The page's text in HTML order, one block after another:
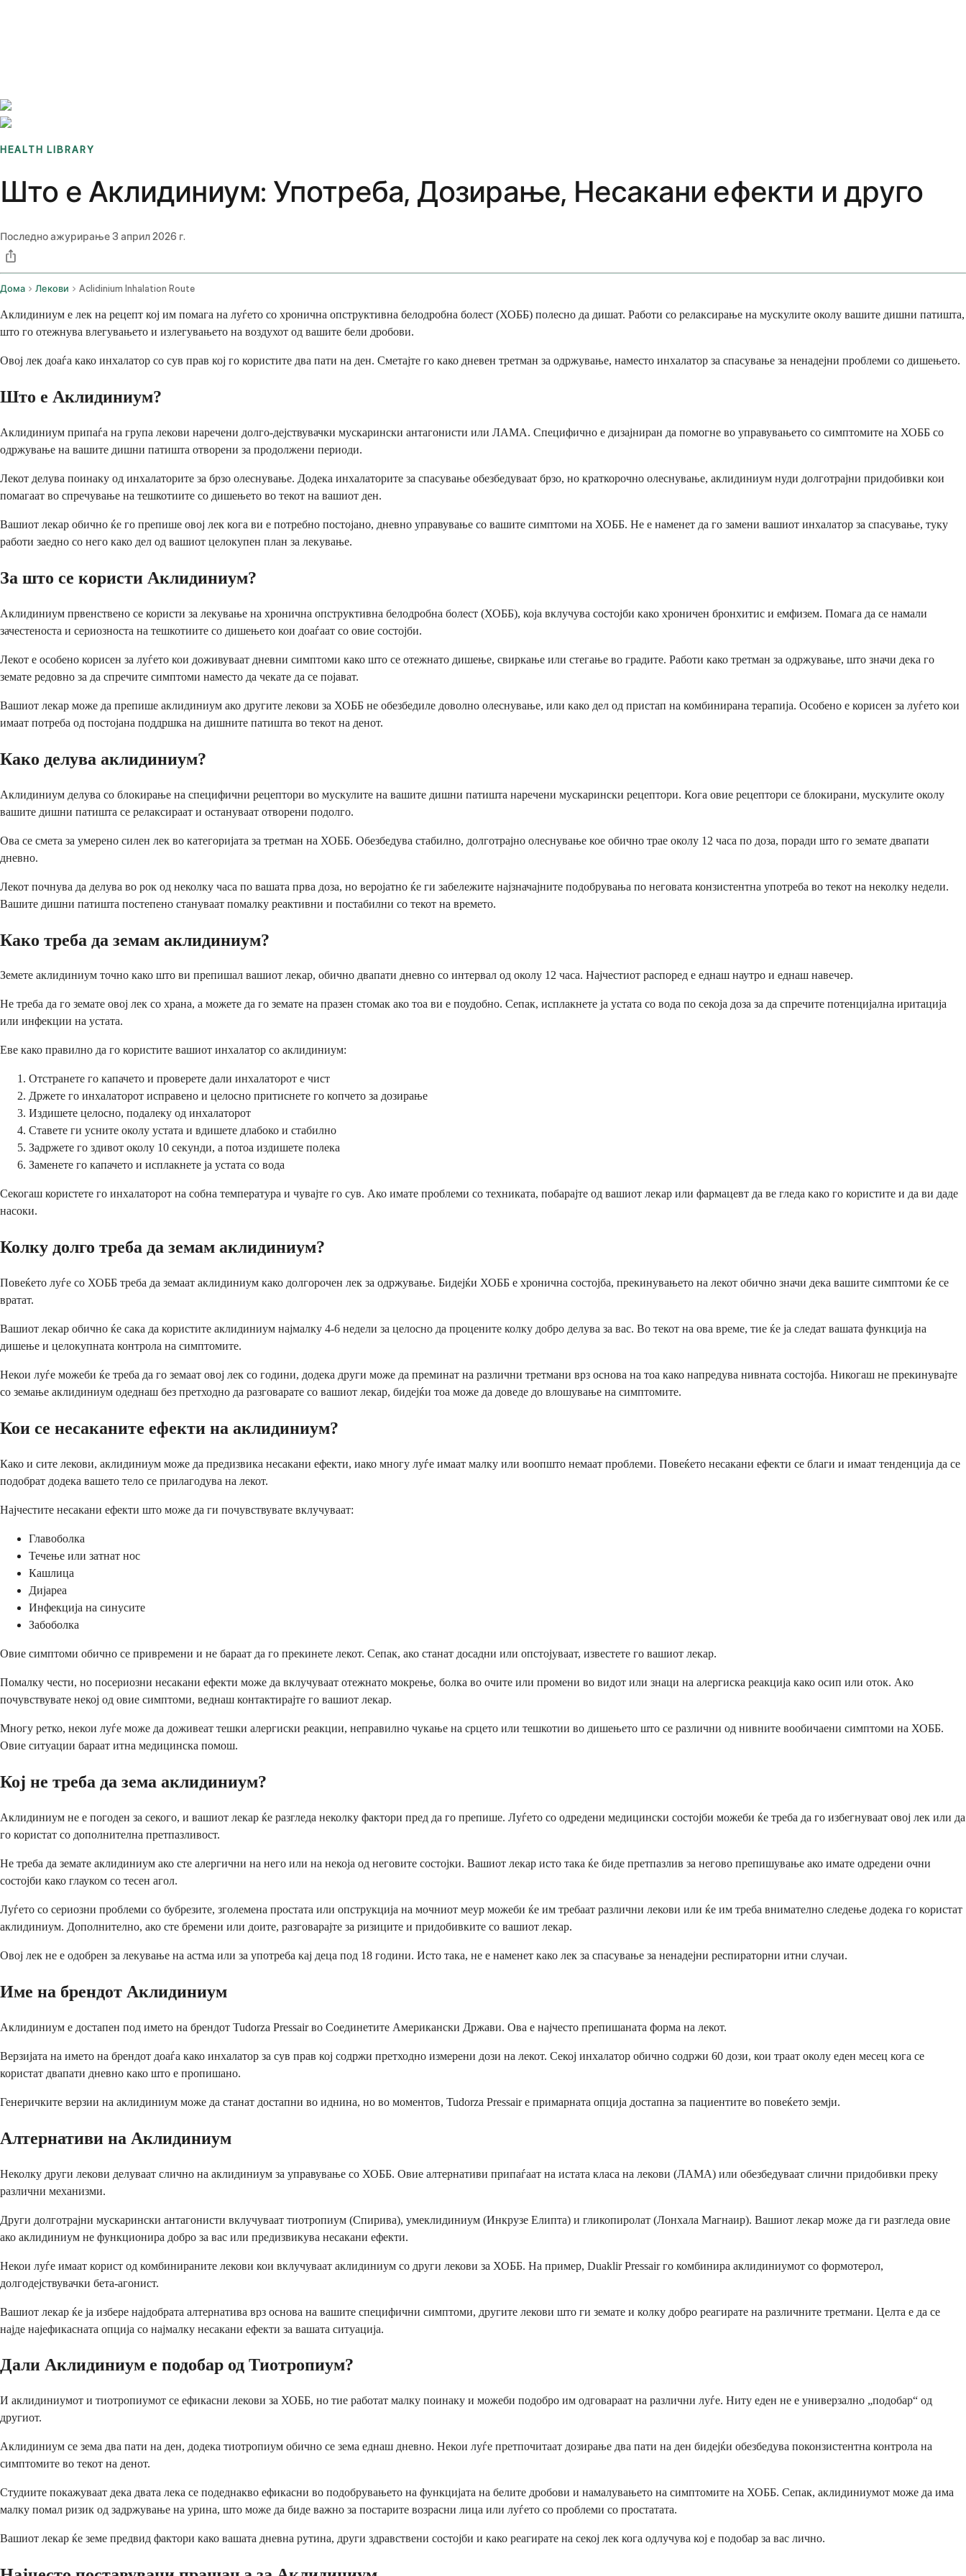
HEALTH LIBRARY
Што е Аклидиниум: Употреба, Дозирање, Несакани ефекти и друго
Последно ажурирање3 април 2026 г.
Дома Лекови Aclidinium Inhalation Route
Аклидиниум е лек на рецепт кој им помага на луѓето со хронична опструктивна белодробна болест (ХОББ) полесно да дишат. Работи со релаксирање на мускулите околу вашите дишни патишта,
што го отежнува влегувањето и излегувањето на воздухот од вашите бели дробови.
Овој лек доаѓа како инхалатор со сув прав кој го користите два пати на ден. Сметајте го како дневен третман за одржување, наместо инхалатор за спасување за ненадејни проблеми со дишењето.
Што е Аклидиниум?
Аклидиниум припаѓа на група лекови наречени долго-дејствувачки мускарински антагонисти или ЛАМА. Специфично е дизајниран да помогне во управувањето со симптомите на ХОББ со
одржување на вашите дишни патишта отворени за продолжени периоди.
Лекот делува поинаку од инхалаторите за брзо олеснување. Додека инхалаторите за спасување обезбедуваат брзо, но краткорочно олеснување, аклидиниум нуди долготрајни придобивки кои
помагаат во спречување на тешкотиите со дишењето во текот на вашиот ден.
Вашиот лекар обично ќе го препише овој лек кога ви е потребно постојано, дневно управување со вашите симптоми на ХОББ. Не е наменет да го замени вашиот инхалатор за спасување, туку
работи заедно со него како дел од вашиот целокупен план за лекување.
За што се користи Аклидиниум?
Аклидиниум првенствено се користи за лекување на хронична опструктивна белодробна болест (ХОББ), која вклучува состојби како хроничен бронхитис и емфизем. Помага да се намали
зачестеноста и сериозноста на тешкотиите со дишењето кои доаѓаат со овие состојби.
Лекот е особено корисен за луѓето кои доживуваат дневни симптоми како што се отежнато дишење, свиркање или стегање во градите. Работи како третман за одржување, што значи дека го
земате редовно за да спречите симптоми наместо да чекате да се појават.
Вашиот лекар може да препише аклидиниум ако другите лекови за ХОББ не обезбедиле доволно олеснување, или како дел од пристап на комбинирана терапија. Особено е корисен за луѓето кои
имаат потреба од постојана поддршка на дишните патишта во текот на денот.
Како делува аклидиниум?
Аклидиниум делува со блокирање на специфични рецептори во мускулите на вашите дишни патишта наречени мускарински рецептори. Кога овие рецептори се блокирани, мускулите околу
вашите дишни патишта се релаксираат и остануваат отворени подолго.
Ова се смета за умерено силен лек во категоријата за третман на ХОББ. Обезбедува стабилно, долготрајно олеснување кое обично трае околу 12 часа по доза, поради што го земате двапати
дневно.
Лекот почнува да делува во рок од неколку часа по вашата прва доза, но веројатно ќе ги забележите најзначајните подобрувања по неговата конзистентна употреба во текот на неколку недели.
Вашите дишни патишта постепено стануваат помалку реактивни и постабилни со текот на времето.
Како треба да земам аклидиниум?
Земете аклидиниум точно како што ви препишал вашиот лекар, обично двапати дневно со интервал од околу 12 часа. Најчестиот распоред е еднаш наутро и еднаш навечер.
Не треба да го земате овој лек со храна, а можете да го земате на празен стомак ако тоа ви е поудобно. Сепак, исплакнете ја устата со вода по секоја доза за да спречите потенцијална иритација
или инфекции на устата.
Еве како правилно да го користите вашиот инхалатор со аклидиниум:
Отстранете го капачето и проверете дали инхалаторот е чист
Држете го инхалаторот исправено и целосно притиснете го копчето за дозирање
Издишете целосно, подалеку од инхалаторот
Ставете ги усните околу устата и вдишете длабоко и стабилно
Задржете го здивот околу 10 секунди, а потоа издишете полека
Заменете го капачето и исплакнете ја устата со вода
Секогаш користете го инхалаторот на собна температура и чувајте го сув. Ако имате проблеми со техниката, побарајте од вашиот лекар или фармацевт да ве гледа како го користите и да ви даде
насоки.
Колку долго треба да земам аклидиниум?
Повеќето луѓе со ХОББ треба да земаат аклидиниум како долгорочен лек за одржување. Бидејќи ХОББ е хронична состојба, прекинувањето на лекот обично значи дека вашите симптоми ќе се
вратат.
Вашиот лекар обично ќе сака да користите аклидиниум најмалку 4-6 недели за целосно да процените колку добро делува за вас. Во текот на ова време, тие ќе ја следат вашата функција на
дишење и целокупната контрола на симптомите.
Некои луѓе можеби ќе треба да го земаат овој лек со години, додека други може да преминат на различни третмани врз основа на тоа како напредува нивната состојба. Никогаш не прекинувајте
со земање аклидиниум одеднаш без претходно да разговарате со вашиот лекар, бидејќи тоа може да доведе до влошување на симптомите.
Кои се несаканите ефекти на аклидиниум?
Како и сите лекови, аклидиниум може да предизвика несакани ефекти, иако многу луѓе имаат малку или воопшто немаат проблеми. Повеќето несакани ефекти се благи и имаат тенденција да се
подобрат додека вашето тело се прилагодува на лекот.
Најчестите несакани ефекти што може да ги почувствувате вклучуваат:
Главоболка
Течење или затнат нос
Кашлица
Дијареа
Инфекција на синусите
Забоболка
Овие симптоми обично се привремени и не бараат да го прекинете лекот. Сепак, ако станат досадни или опстојуваат, известете го вашиот лекар.
Помалку чести, но посериозни несакани ефекти може да вклучуваат отежнато мокрење, болка во очите или промени во видот или знаци на алергиска реакција како осип или оток. Ако
почувствувате некој од овие симптоми, веднаш контактирајте го вашиот лекар.
Многу ретко, некои луѓе може да доживеат тешки алергиски реакции, неправилно чукање на срцето или тешкотии во дишењето што се различни од нивните вообичаени симптоми на ХОББ.
Овие ситуации бараат итна медицинска помош.
Кој не треба да зема аклидиниум?
Аклидиниум не е погоден за секого, и вашиот лекар ќе разгледа неколку фактори пред да го препише. Луѓето со одредени медицински состојби можеби ќе треба да го избегнуваат овој лек или да
го користат со дополнителна претпазливост.
Не треба да земате аклидиниум ако сте алергични на него или на некоја од неговите состојки. Вашиот лекар исто така ќе биде претпазлив за негово препишување ако имате одредени очни
состојби како глауком со тесен агол.
Луѓето со сериозни проблеми со бубрезите, зголемена простата или опструкција на мочниот меур можеби ќе им требаат различни лекови или ќе им треба внимателно следење додека го користат
аклидиниум. Дополнително, ако сте бремени или доите, разговарајте за ризиците и придобивките со вашиот лекар.
Овој лек не е одобрен за лекување на астма или за употреба кај деца под 18 години. Исто така, не е наменет како лек за спасување за ненадејни респираторни итни случаи.
Име на брендот Аклидиниум
Аклидиниум е достапен под името на брендот Tudorza Pressair во Соединетите Американски Држави. Ова е најчесто препишаната форма на лекот.
Верзијата на името на брендот доаѓа како инхалатор за сув прав кој содржи претходно измерени дози на лекот. Секој инхалатор обично содржи 60 дози, кои траат околу еден месец кога се
користат двапати дневно како што е пропишано.
Генеричките верзии на аклидиниум може да станат достапни во иднина, но во моментов, Tudorza Pressair е примарната опција достапна за пациентите во повеќето земји.
Алтернативи на Аклидиниум
Неколку други лекови делуваат слично на аклидиниум за управување со ХОББ. Овие алтернативи припаѓаат на истата класа на лекови (ЛАМА) или обезбедуваат слични придобивки преку
различни механизми.
Други долготрајни мускарински антагонисти вклучуваат тиотропиум (Спирива), умеклидиниум (Инкрузе Елипта) и гликопиролат (Лонхала Магнаир). Вашиот лекар може да ги разгледа овие
ако аклидиниум не функционира добро за вас или предизвикува несакани ефекти.
Некои луѓе имаат корист од комбинираните лекови кои вклучуваат аклидиниум со други лекови за ХОББ. На пример, Duaklir Pressair го комбинира аклидиниумот со формотерол,
долгодејствувачки бета-агонист.
Вашиот лекар ќе ја избере најдобрата алтернатива врз основа на вашите специфични симптоми, другите лекови што ги земате и колку добро реагирате на различните третмани. Целта е да се
најде најефикасната опција со најмалку несакани ефекти за вашата ситуација.
Дали Аклидиниум е подобар од Тиотропиум?
И аклидиниумот и тиотропиумот се ефикасни лекови за ХОББ, но тие работат малку поинаку и можеби подобро им одговараат на различни луѓе. Ниту еден не е универзално „подобар“ од
другиот.
Аклидиниум се зема два пати на ден, додека тиотропиум обично се зема еднаш дневно. Некои луѓе претпочитаат дозирање два пати на ден бидејќи обезбедува поконзистентна контрола на
симптомите во текот на денот.
Студиите покажуваат дека двата лека се подеднакво ефикасни во подобрувањето на функцијата на белите дробови и намалувањето на симптомите на ХОББ. Сепак, аклидиниумот може да има
малку помал ризик од задржување на урина, што може да биде важно за постарите возрасни лица или луѓето со проблеми со простатата.
Вашиот лекар ќе земе предвид фактори како вашата дневна рутина, други здравствени состојби и како реагирате на секој лек кога одлучува кој е подобар за вас лично.